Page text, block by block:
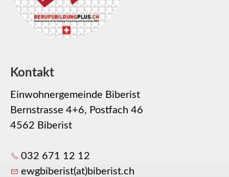
Kontakt
Einwohnergemeinde Biberist
Bernstrasse 4+6, Postfach 46
4562 Biberist
032 671 12 12
ewgbiberist(at)biberist.ch